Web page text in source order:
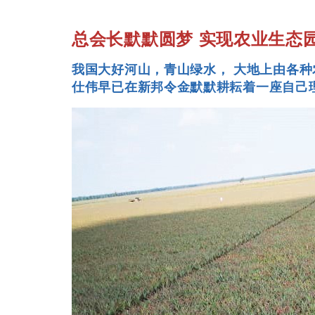
总会长默默圆梦 实现农业生态
我国大好河山，青山绿水， 大地上由各
仕伟早已在新邦令金默默耕耘着一座自